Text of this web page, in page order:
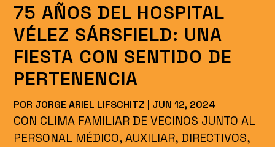
75 AÑOS DEL HOSPITAL
VÉLEZ SÁRSFIELD: UNA
FIESTA CON SENTIDO DE
PERTENENCIA
POR JORGE ARIEL LIFSCHITZ JUN 12, 2024
CON CLIMA FAMILIAR DE VECINOS JUNTO AL
PERSONAL MÉDICO, AUXILIAR, DIRECTIVOS,